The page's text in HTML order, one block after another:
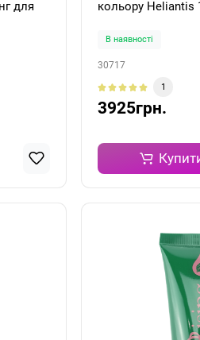
для
кольору Heliantis
В наявності
30717
1
3925грн.